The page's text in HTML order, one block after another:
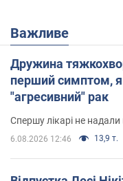
Важливе
Дружина
перший симптом,
"агресивний" рак
Спершу лікарі не
6.08.2026 12:46 13,9 т.